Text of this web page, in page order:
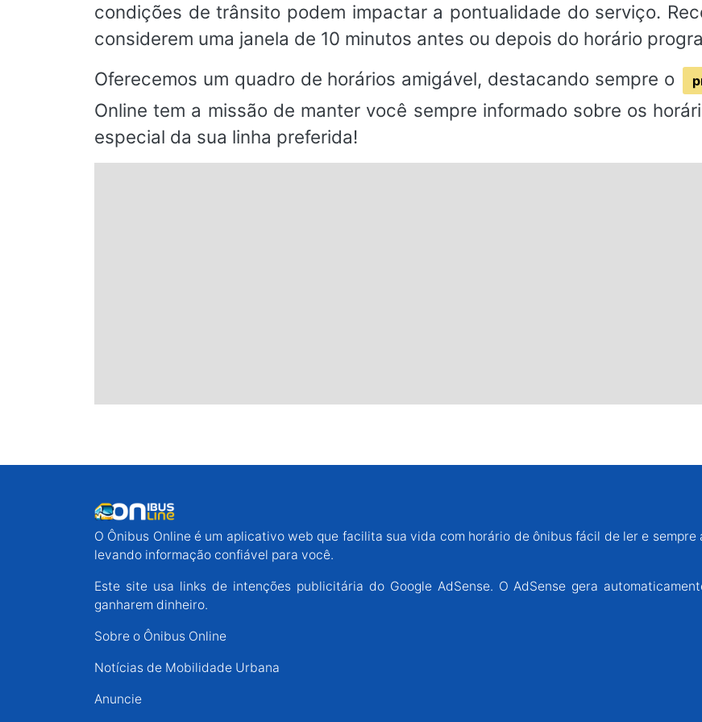
condições de trânsito podem impactar a pontualidade do serviço.
considerem uma janela de 10 minutos antes ou depois do horário
Oferecemos um quadro de horários amigável, destacando sempre o
Online tem a missão de manter você sempre informado sobre os
especial da sua linha preferida!
O Ônibus Online é um aplicativo web que facilita sua vida com horário de ônibus fácil de ler e
levando informação confiável para você.
Este site usa links de intenções publicitária do Google AdSense. O AdSense gera
ganharem dinheiro.
Sobre o Ônibus Online
Notícias de Mobilidade Urbana
Anuncie